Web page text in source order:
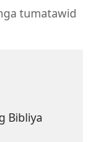
tumatawid
Bibliya